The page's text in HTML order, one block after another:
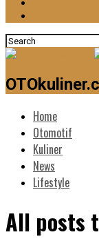
Home
Otomotif
Kuliner
News
Lifestyle
All posts